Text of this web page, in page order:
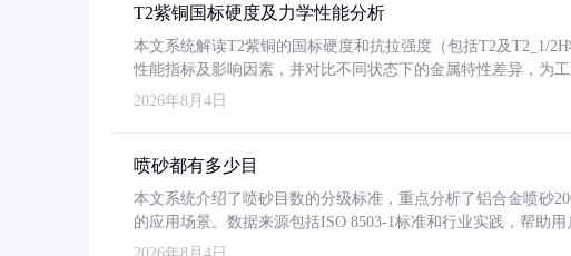
T2紫铜国标硬度及力学性能分析
本文系统解读T2紫铜的国标硬度和抗拉强度（包括T2及T2_1/
性能指标及影响因素，并对比不同状态下的金属特性差异，为工
2026年8月4日
喷砂都有多少目
本文系统介绍了喷砂目数的分级标准，重点分析了铝合金喷砂
的应用场景。数据来源包括ISO 8503-1标准和行业实践，帮助